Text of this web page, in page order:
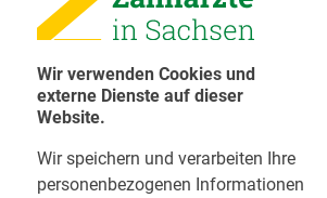
Wir verwenden Cookies und
externe Dienste auf dieser
Website.
Wir speichern und verarbeiten Ihre
personenbezogenen Informationen
Karriere